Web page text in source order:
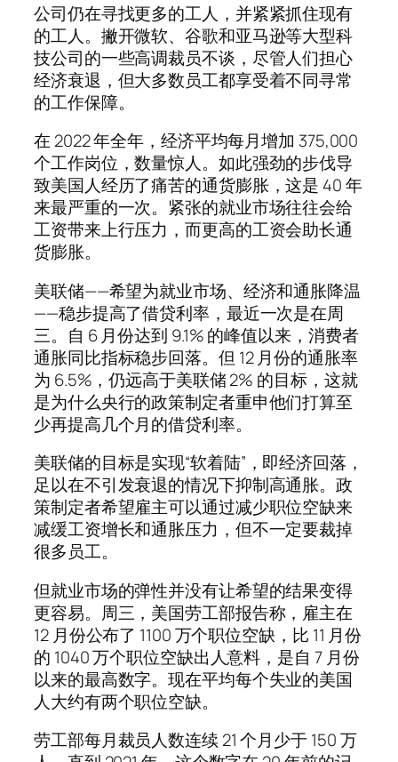
公司仍在寻找更多的工人，并紧紧抓住现有
的工人。撇开微软、谷歌和亚马逊等大型科
技公司的一些高调裁员不谈，尽管人们担心
经济衰退，但大多数员工都享受着不同寻常
的工作保障。
在 2022 年全年，经济平均每月增加 375,000
个工作岗位，数量惊人。如此强劲的步伐导
致美国人经历了痛苦的通货膨胀，这是 40 年
来最严重的一次。紧张的就业市场往往会给
工资带来上行压力，而更高的工资会助长通
货膨胀。
美联储——希望为就业市场、经济和通胀降温
——稳步提高了借贷利率，最近一次是在周
三。自 6 月份达到 9.1% 的峰值以来，消费者
通胀同比指标稳步回落。但 12 月份的通胀率
为 6.5%，仍远高于美联储 2% 的目标，这就
是为什么央行的政策制定者重申他们打算至
少再提高几个月的借贷利率。
美联储的目标是实现“软着陆”，即经济回落，
足以在不引发衰退的情况下抑制高通胀。政
策制定者希望雇主可以通过减少职位空缺来
减缓工资增长和通胀压力，但不一定要裁掉
很多员工。
但就业市场的弹性并没有让希望的结果变得
更容易。周三，美国劳工部报告称，雇主在
12 月份公布了 1100 万个职位空缺，比 11 月份
的 1040 万个职位空缺出人意料，是自 7 月份
以来的最高数字。现在平均每个失业的美国
人大约有两个职位空缺。
劳工部每月裁员人数连续 21 个月少于 150 万